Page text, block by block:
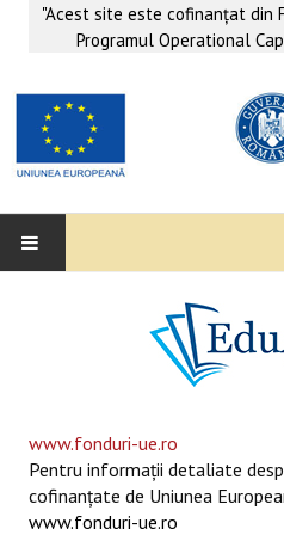
"Acest site este cofinanţat din
Programul Operational
SUPORT EDUCAȚIONAL
SERVICII PSIHO-SOCIALE
www.fonduri-ue.ro
Pentru informaţii detaliate
cofinanţate de Uniunea
www.fonduri-ue.ro